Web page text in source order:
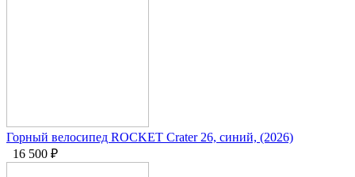
Горный велосипед ROCKET Crater 26, синий, (2026)
16 500 ₽